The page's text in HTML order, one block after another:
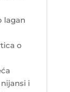
lagan
o
i